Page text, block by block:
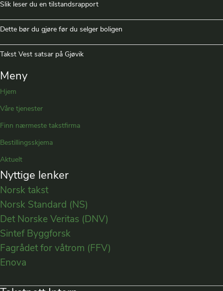
Slik leser du en tilstandsrapport
Dette bør du gjøre før du selger boligen
Takst Vest satsar på Gjøvik
Meny
Hjem
Våre tjenester
Finn nærmeste takstfirma
Bestillingsskjema
Aktuelt
Nyttige lenker
Norsk takst
Norsk Standard (NS)
Det Norske Veritas (DNV)
Sintef Byggforsk
Fagrådet for våtrom (FFV)
Enova